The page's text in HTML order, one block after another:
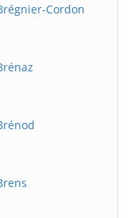
Cordon